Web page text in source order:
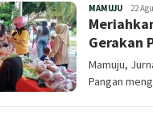
MAMUJURedaksi
22
Gerakan
Mamuju,
Pangan